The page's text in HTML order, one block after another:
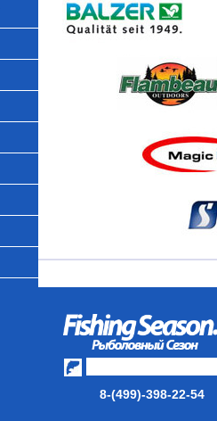
8-(499)-398-22-54